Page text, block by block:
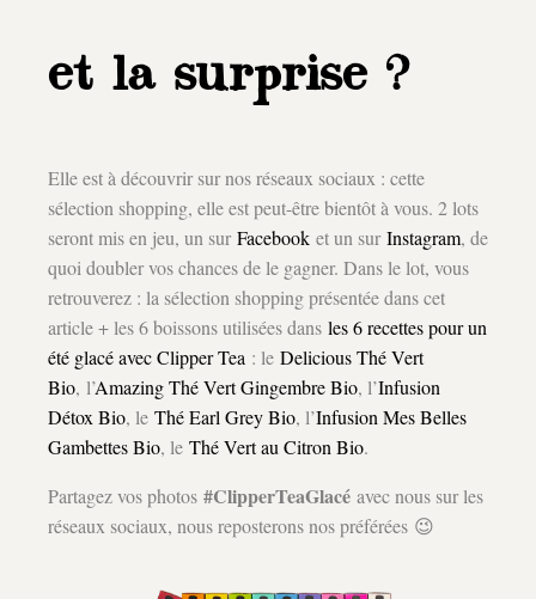
et la surprise ?
Elle est à découvrir sur nos réseaux sociaux : cette
sélection shopping, elle est peut-être bientôt à vous. 2 lots
seront mis en jeu, un surFacebook et un surInstagram, de
quoi doubler vos chances de le gagner. Dans le lot, vous
retrouverez : la sélection shopping présentée dans cet
article + les 6 boissons utilisées dans les 6 recettes pour un
été glacé avec Clipper Tea : le Delicious Thé Vert
Bio, l’Amazing Thé Vert Gingembre Bio, l’Infusion
Détox Bio, le Thé Earl Grey Bio, l’Infusion Mes Belles
Gambettes Bio, le Thé Vert au Citron Bio.
Partagez vos photos #ClipperTeaGlacé avec nous sur les
réseaux sociaux, nous reposterons nos préférées 😉